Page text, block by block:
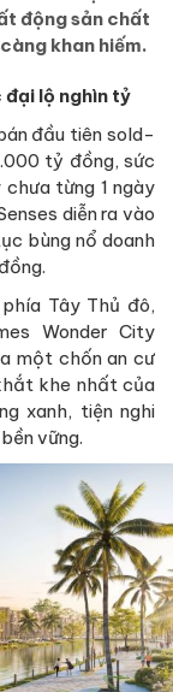
động sản chất
khan hiếm.
đại lộ nghìn tỷ
đầu tiên sold-
tỷ đồng, sức
chưa từng 1 ngày
diễn ra vào
bùng nổ doanh
Tây Thủ đô,
Wonder City
một chốn an cư
khe nhất của
xanh, tiện nghi
vững.